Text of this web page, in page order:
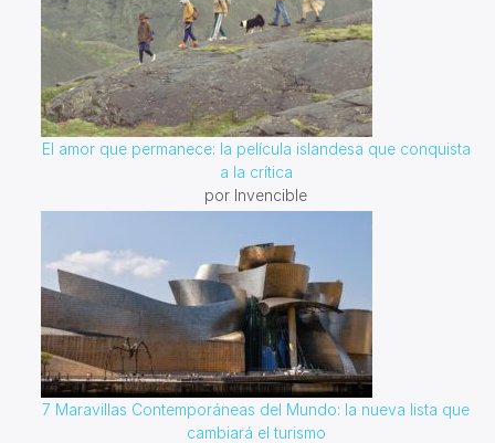
El amor que permanece: la película islandesa que conquista
a la crítica
por Invencible
7 Maravillas Contemporáneas del Mundo: la nueva lista que
cambiará el turismo